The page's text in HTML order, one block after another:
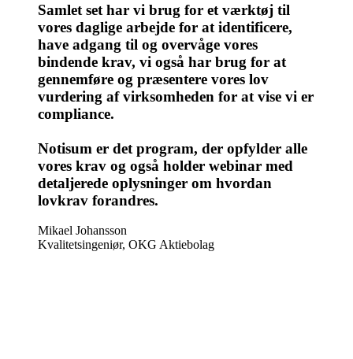
Samlet set har vi brug for et værktøj til
vores daglige arbejde for at identificere,
have adgang til og overvåge vores
bindende krav, vi også har brug for at
gennemføre og præsentere vores lov
vurdering af virksomheden for at vise vi er
compliance.
Notisum er det program, der opfylder alle
vores krav og også holder webinar med
detaljerede oplysninger om hvordan
lovkrav forandres.
Mikael Johansson
Kvalitetsingeniør, OKG Aktiebolag